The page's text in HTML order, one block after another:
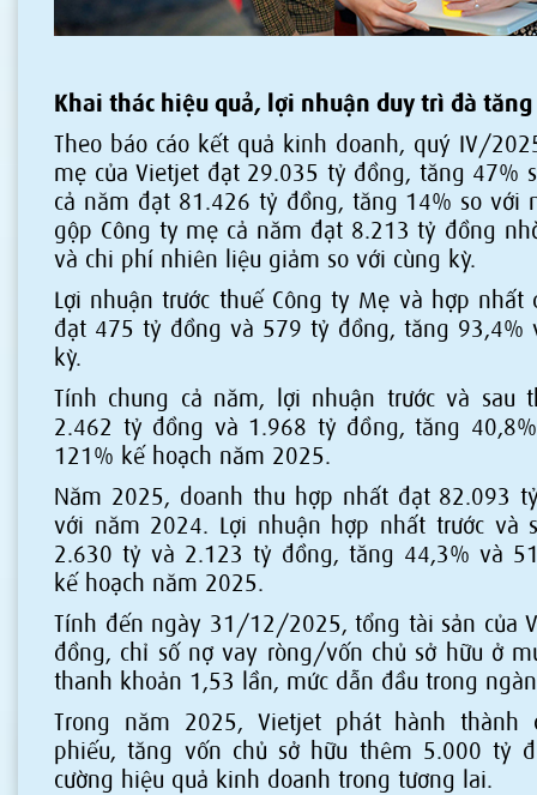
Khai thác hiệu quả, lợi nhuận duy trì đà
Theo báo cáo kết quả kinh doanh, quý IV/
mẹ của Vietjet đạt 29.035 tỷ đồng, tăng 47%
cả năm đạt 81.426 tỷ đồng, tăng 14% so với
gộp Công ty mẹ cả năm đạt 8.213 tỷ đồng
và chi phí nhiên liệu giảm so với cùng kỳ.
Lợi nhuận trước thuế Công ty Mẹ và hợp
đạt 475 tỷ đồng và 579 tỷ đồng, tăng 93,4%
kỳ.
Tính chung cả năm, lợi nhuận trước và sau
2.462 tỷ đồng và 1.968 tỷ đồng, tăng
121% kế hoạch năm 2025.
Năm 2025, doanh thu hợp nhất đạt 82.093
với năm 2024. Lợi nhuận hợp nhất trước và
2.630 tỷ và 2.123 tỷ đồng, tăng 44,3% và
kế hoạch năm 2025.
Tính đến ngày 31/12/2025, tổng tài sản của
đồng, chỉ số nợ vay ròng/vốn chủ sở hữu ở
thanh khoản 1,53 lần, mức dẫn đầu trong
Trong năm 2025, Vietjet phát hành thành
phiếu, tăng vốn chủ sở hữu thêm 5.000 tỷ
cường hiệu quả kinh doanh trong tương lai.